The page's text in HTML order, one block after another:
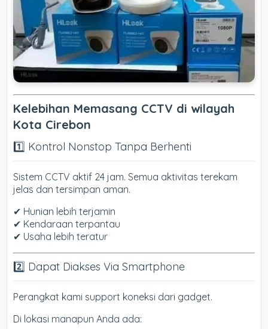
Kelebihan Memasang CCTV di wilayah
Kota Cirebon
1️⃣ Kontrol Nonstop Tanpa Berhenti
Sistem CCTV aktif 24 jam. Semua aktivitas terekam
jelas dan tersimpan aman.
✔ Hunian lebih terjamin
✔ Kendaraan terpantau
✔ Usaha lebih teratur
2️⃣ Dapat Diakses Via Smartphone
Perangkat kami support koneksi dari gadget.
Di lokasi manapun Anda ada: